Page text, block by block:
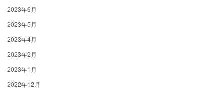
2023年6月
2023年5月
2023年4月
2023年2月
2023年1月
2022年12月